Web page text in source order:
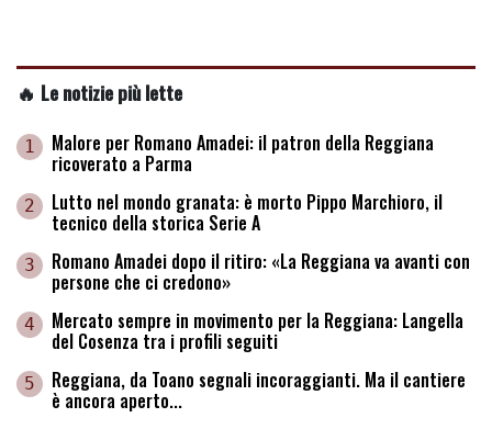
🔥 Le notizie più lette
1 Malore per Romano Amadei: il patron della Reggiana
ricoverato a Parma
2 Lutto nel mondo granata: è morto Pippo Marchioro, il
tecnico della storica Serie A
3 Romano Amadei dopo il ritiro: «La Reggiana va avanti con
persone che ci credono»
4 Mercato sempre in movimento per la Reggiana: Langella
del Cosenza tra i profili seguiti
5 Reggiana, da Toano segnali incoraggianti. Ma il cantiere
è ancora aperto...